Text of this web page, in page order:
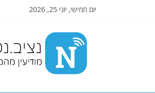
יום חמישי, יוני 25, 2026
Nziv.net
מודיעין
מהמקורות